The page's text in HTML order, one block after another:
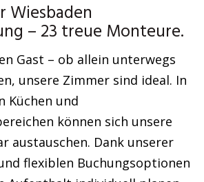
Wiesbaden
– 23 treue Monteure.
Gast – ob allein unterwegs
unsere Zimmer sind ideal. In
Küchen und
können sich unsere
austauschen. Dank unserer
flexiblen Buchungsoptionen